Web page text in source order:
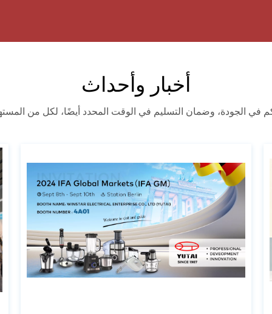
أخبار وأحداث
في الجودة، وضمان التسليم في الوقت المحدد أيضًا، لكل من